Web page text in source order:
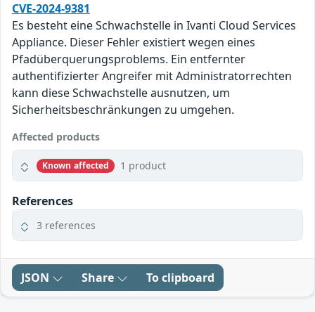
CVE-2024-9381
Es besteht eine Schwachstelle in Ivanti Cloud Services
Appliance. Dieser Fehler existiert wegen eines
Pfadüberquerungsproblems. Ein entfernter
authentifizierter Angreifer mit Administratorrechten
kann diese Schwachstelle ausnutzen, um
Sicherheitsbeschränkungen zu umgehen.
Affected products
Known affected 1 product
References
3 references
JSON Share To clipboard